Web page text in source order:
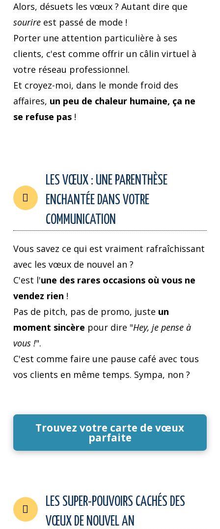
Alors, désuets les vœux ? Autant dire que
sourireest passé de mode !
Porter une attention particulière à ses
clients, c'est comme offrir un câlin virtuel à
votre réseau professionnel.
Et croyez-moi, dans le monde froid des
affaires, un peu de chaleur humaine, ça ne
se refuse pas!
LES VŒUX : UNE PARENTHÈSE
ENCHANTÉE DANS VOTRE
COMMUNICATION
Vous savez ce qui est vraiment rafraîchissant
avec les vœux de nouvel an ?
C'est l'une des rares occasions où vous ne
vendez rien !
Pas de pitch, pas de promo, juste un
moment sincère pour dire "Hey, je pense à
vous !".
C'est comme faire une pause café avec tous
vos clients en même temps. Sympa, non ?
Trouvez votre carte de vœux
parfaite
LES SUPER-POUVOIRS CACHÉS DES
VŒUX DE NOUVEL AN